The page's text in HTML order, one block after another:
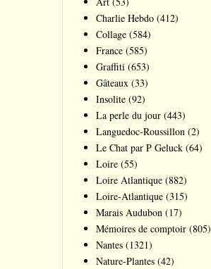
Charlie Hebdo (412)
Collage (584)
France (585)
Graffiti (653)
Gâteaux (33)
Insolite (92)
La perle du jour (443)
Languedoc-Roussillon (2)
Le Chat par P Geluck (64)
Loire (55)
Loire Atlantique (882)
Loire-Atlantique (315)
Marais Audubon (17)
Mémoires de comptoir (805)
Nantes (1321)
Nature-Plantes (42)